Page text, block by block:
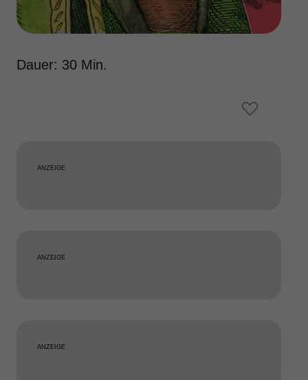
Dauer: 30 Min.
ANZEIGE
ANZEIGE
ANZEIGE